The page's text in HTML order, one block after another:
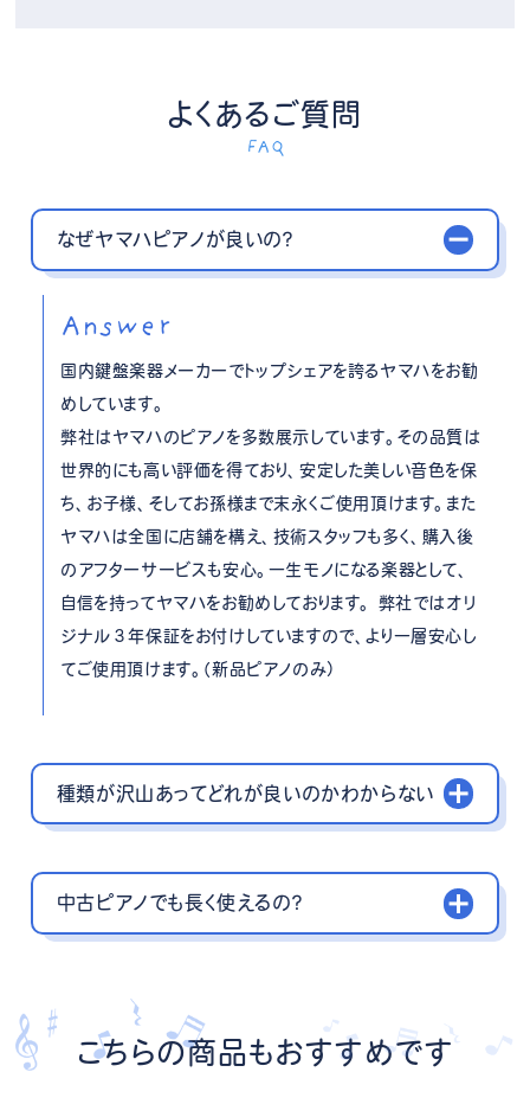
よくあるご質問
FAQ
なぜヤマハピアノが良いの？
Answer
国内鍵盤楽器メーカーでトップシェアを誇るヤマハをお勧
めしています。
弊社はヤマハのピアノを多数展示しています。その品質は
世界的にも高い評価を得ており、安定した美しい音色を保
ち、お子様、そしてお孫様まで末永くご使用頂けます。また
ヤマハは全国に店舗を構え、技術スタッフも多く、購入後
のアフターサービスも安心。一生モノになる楽器として、
自信を持ってヤマハをお勧めしております。 弊社ではオリ
ジナル３年保証をお付けしていますので、より一層安心し
てご使用頂けます。（新品ピアノのみ）
種類が沢山あってどれが良いのかわからない
中古ピアノでも長く使えるの？
こちらの商品もおすすめです